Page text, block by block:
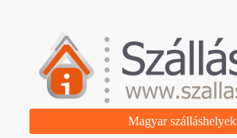
Magyar szálláshelyek